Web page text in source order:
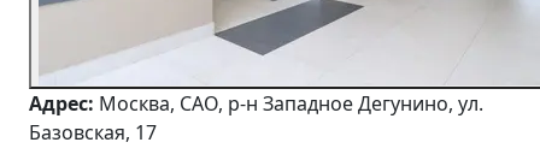
Адрес: Москва, САО, р-н Западное Дегунино, ул.
Базовская, 17